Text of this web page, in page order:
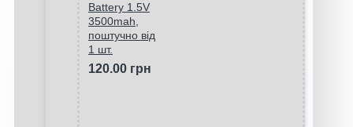
Battery 1.5V
3500mah,
поштучно від
1 шт.
120.00 грн